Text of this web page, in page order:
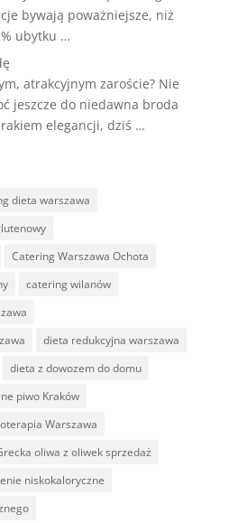
bywają poważniejsze, niż
ubytku …
atrakcyjnym zaroście? Nie
jeszcze do niedawna broda
elegancji, dziś …
dieta warszawa
Catering Warszawa Ochota
catering wilanów
dieta redukcyjna warszawa
dieta z dowozem do domu
piwo Kraków
Warszawa
oliwa z oliwek sprzedaż
niskokaloryczne